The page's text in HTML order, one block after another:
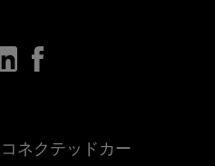
コネクテッドカー